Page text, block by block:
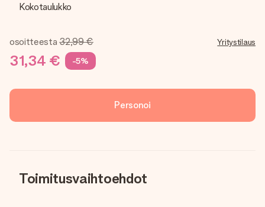
Kokotaulukko
osoitteesta 32,99 €
31,34 € -5%
Yritystilaus
Personoi
Toimitusvaihtoehdot